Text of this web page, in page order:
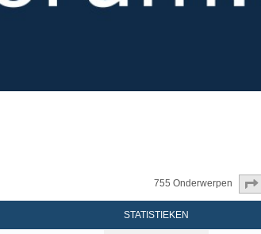
755 Onderwerpen
STATISTIEKEN